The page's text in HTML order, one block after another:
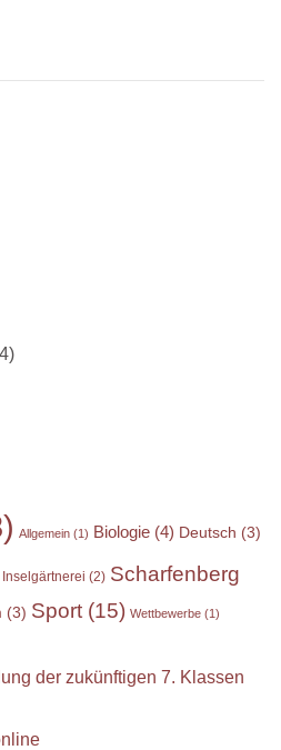
Allgemein (1) Biologie (4) Deutsch (3)
Inselgärtnerei (2) Scharfenberg
(3) Sport (15) Wettbewerbe (1)
der zukünftigen 7. Klassen